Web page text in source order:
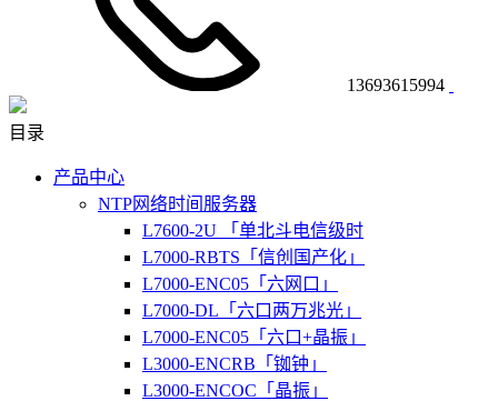
13693615994
目录
产品中心
NTP网络时间服务器
L7600-2U 「单北斗电信级时
L7000-RBTS「信创国产化」
L7000-ENC05「六网口」
L7000-DL「六口两万兆光」
L7000-ENC05「六口+晶振」
L3000-ENCRB「铷钟」
L3000-ENCOC「晶振」